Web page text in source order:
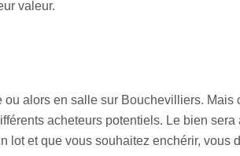
valeur.
ou alors en salle sur Bouchevilliers. Mais
acheteurs potentiels. Le bien sera
lot et que vous souhaitez enchérir, vous